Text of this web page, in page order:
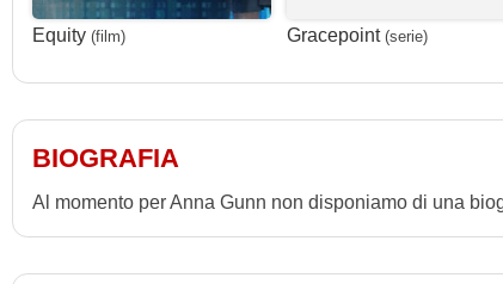
Equity (film) Gracepoint (serie)
BIOGRAFIA
Al momento per Anna Gunn non disponiamo di una